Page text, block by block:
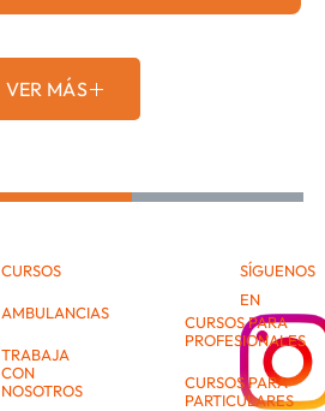
VER MÁS
CURSOS
AMBULANCIAS
TRABAJA
CON
NOSOTROS
CURSOS PARA
PROFESIONALES
CURSOS PARA
PARTICULARES
SÍGUENOS
EN